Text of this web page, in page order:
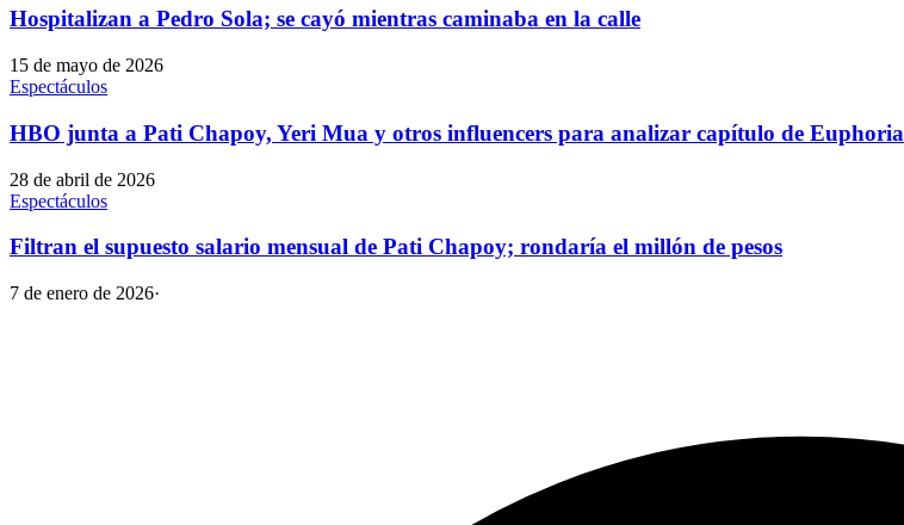
Hospitalizan a Pedro Sola; se cayó mientras caminaba en la calle
15 de mayo de 2026
Espectáculos
HBO junta a Pati Chapoy, Yeri Mua y otros influencers para analizar capítulo de Euphoria
28 de abril de 2026
Espectáculos
Filtran el supuesto salario mensual de Pati Chapoy; rondaría el millón de pesos
7 de enero de 2026·